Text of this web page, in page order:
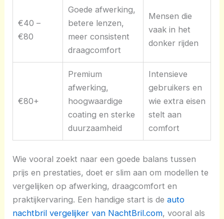
€40 –
€80
Goede afwerking,
betere lenzen,
meer consistent
draagcomfort
Mensen die
vaak in het
donker rijden
€80+
Premium
afwerking,
hoogwaardige
coating en sterke
duurzaamheid
Intensieve
gebruikers en
wie extra eisen
stelt aan
comfort
Wie vooral zoekt naar een goede balans tussen
prijs en prestaties, doet er slim aan om modellen te
vergelijken op afwerking, draagcomfort en
praktijkervaring. Een handige start is deauto
nachtbril vergelijker van NachtBril.com, vooral als